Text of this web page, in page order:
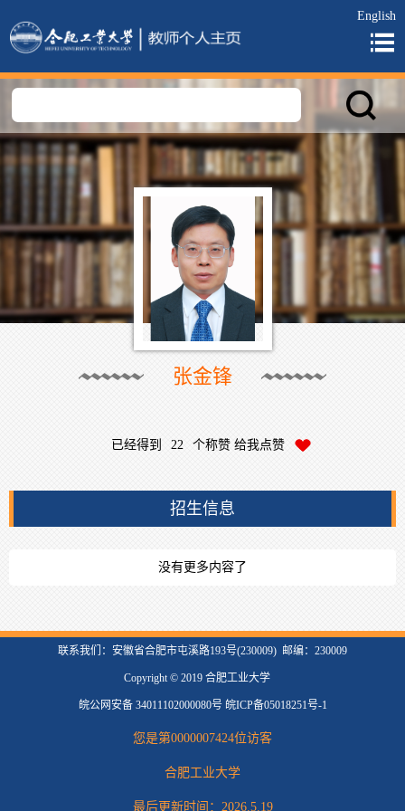
English
张金锋
已经得到 22 个称赞 给我点赞
招生信息
没有更多内容了
联系我们：安徽省合肥市屯溪路193号(230009) 邮编：230009
Copyright © 2019 合肥工业大学
皖公网安备 34011102000080号 皖ICP备05018251号-1
您是第0000007424位访客
合肥工业大学
最后更新时间： 2026.5.19